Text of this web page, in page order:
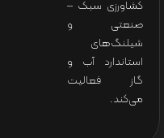
کشاورزی سبک –
صنعتی و
شیلنگ‌های
استاندارد آب و
گاز فعالیت
می‌کند.